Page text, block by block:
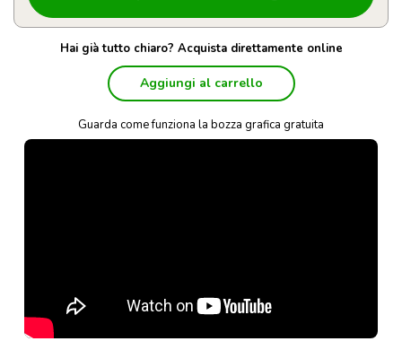
Hai già tutto chiaro? Acquista direttamente online
Aggiungi al carrello
Guarda come funziona la bozza grafica gratuita